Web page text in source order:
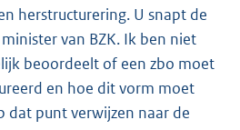
herstructurering. U snapt de
van BZK. Ik ben niet
beoordeelt of een zbo moet
en hoe dit vorm moet
dat punt verwijzen naar de